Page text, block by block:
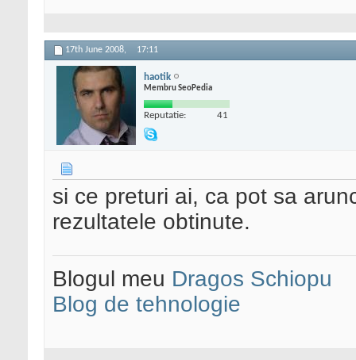
17th June 2008, 17:11
haotik
Membru SeoPedia
Reputatie: 41
si ce preturi ai, ca pot sa
rezultatele obtinute.
Blogul meu Dragos Schiopu
Blog de tehnologie